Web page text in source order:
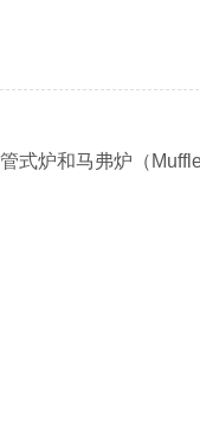
管式炉和马弗炉（